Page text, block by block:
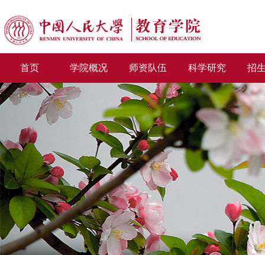
首页 学院概况 师资队伍 科学研究 招